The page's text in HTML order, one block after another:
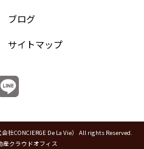
ブログ
サイトマップ
CONCIERGE De La Vie） All rights Reserved.
産クラウドオフィス